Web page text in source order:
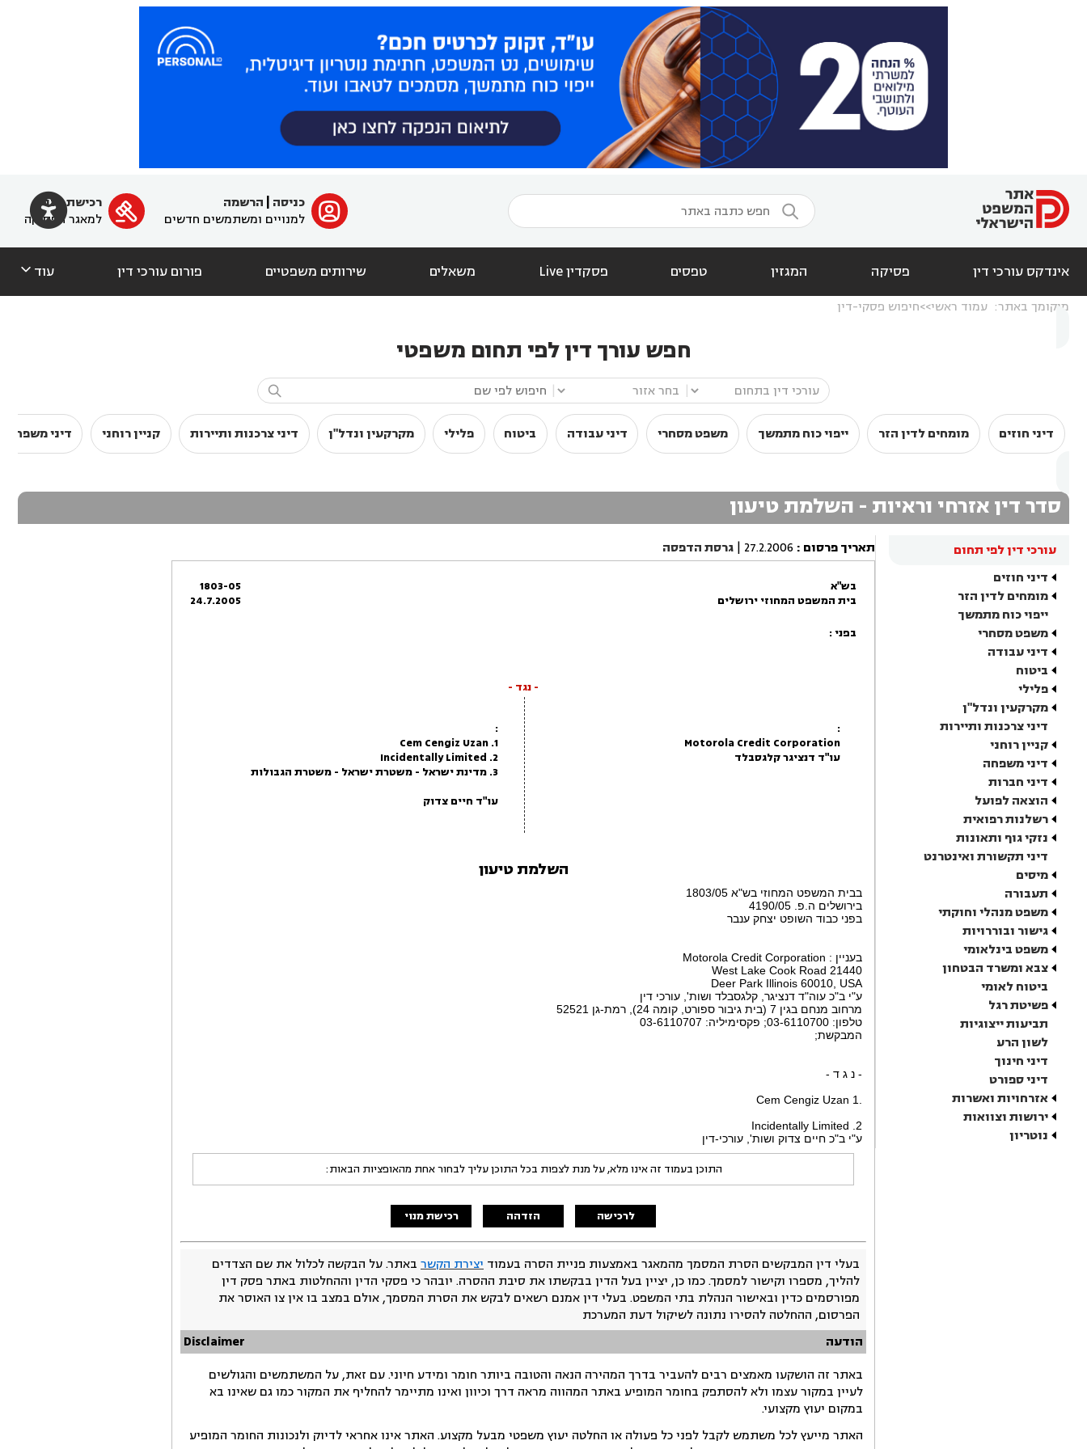
  ﱐ כניסה
הרשמה
למנויים ומשתמשים חדשים

רכישת מנוי
למאגר הפסיקה
אינדקס עורכי דין פסיקה המגזין טפסים פסקדין Live משאלים שירותים משפטיים פורום עורכי דין עוד 
מיקומך באתר: עמוד ראשי חיפוש פסקי-דין
חפש עורך דין לפי תחום משפטי

דיני חוזים מומחים לדין הזר ייפוי כוח מתמשך משפט מסחרי דיני עבודה ביטוח פלילי מקרקעין ונדל"ן דיני צרכנות ותיירות קניין רוחני דיני משפחה
סדר דין אזרחי וראיות - השלמת טיעון
עורכי דין לפי תחום
דיני חוזים
מומחים לדין הזר
ייפוי כוח מתמשך
משפט מסחרי
דיני עבודה
ביטוח
פלילי
מקרקעין ונדל"ן
דיני צרכנות ותיירות
קניין רוחני
דיני משפחה
דיני חברות
הוצאה לפועל
רשלנות רפואית
נזקי גוף ותאונות
דיני תקשורת ואינטרנט
מיסים
תעבורה
משפט מנהלי וחוקתי
גישור ובוררויות
משפט בינלאומי
צבא ומשרד הבטחון
ביטוח לאומי
פשיטת רגל
תביעות ייצוגיות
לשון הרע
דיני חינוך
דיני ספורט
אזרחויות ואשרות
ירושות וצוואות
נוטריון
תאריך פרסום :
27.2.2006
| גרסת הדפסה
בש"א
בית המשפט המחוזי ירושלים
1803-05
24.7.2005
בפני :
- נגד -
:
Motorola Credit Corporation
עו"ד דנציגר קלגסבלד
:
1. Cem Cengiz Uzan
2. Incidentally Limited
3. מדינת ישראל - משטרת ישראל - משטרת הגבולות
עו"ד חיים צדוק
השלמת טיעון
בבית המשפט המחוזי בש"א 1803/05
בירושלים ה.פ. 4190/05
בפני כבוד השופט יצחק ענבר
בעניין : Motorola Credit Corporation
21440 West Lake Cook Road
Deer Park Illinois 60010, USA
ע"י ב"כ עוה"ד דנציגר, קלגסבלד ושות', עורכי דין
מרחוב מנחם בגין 7 (בית גיבור ספורט, קומה 24), רמת-גן 52521
טלפון: 03-6110700; פקסימיליה: 03-6110707
המבקשת;
- נ ג ד -
2. Incidentally Limited
ע"י ב"כ חיים צדוק ושות', עורכי-דין
התוכן בעמוד זה אינו מלא, על מנת לצפות בכל התוכן עליך לבחור אחת מהאופציות הבאות:
לרכישה הזדהה רכישת מנוי
בעלי דין המבקשים הסרת המסמך מהמאגר באמצעות פניית הסרה בעמוד יצירת הקשר באתר. על הבקשה לכלול את שם הצדדים
להליך, מספרו וקישור למסמך. כמו כן, יציין בעל הדין בבקשתו את סיבת ההסרה. יובהר כי פסקי הדין וההחלטות באתר פסק דין
מפורסמים כדין ובאישור הנהלת בתי המשפט. בעלי דין אמנם רשאים לבקש את הסרת המסמך, אולם במצב בו אין צו האוסר את
הפרסום, ההחלטה להסירו נתונה לשיקול דעת המערכת
הודעה
Disclaimer
באתר זה הושקעו מאמצים רבים להעביר בדרך המהירה הנאה והטובה ביותר חומר ומידע חיוני. עם זאת, על המשתמשים והגולשים
לעיין במקור עצמו ולא להסתפק בחומר המופיע באתר המהווה מראה דרך וכיוון ואינו מתיימר להחליף את המקור כמו גם שאינו בא
במקום יעוץ מקצועי.
האתר מייעץ לכל משתמש לקבל לפני כל פעולה או החלטה יעוץ משפטי מבעל מקצוע. האתר אינו אחראי לדיוק ולנכונות החומר המופיע